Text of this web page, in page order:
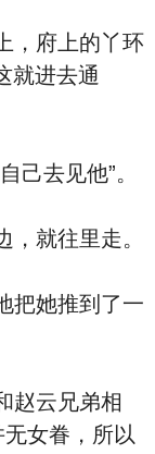
府上的丫环
就进去通
去见他”。
就往里走。
她推到了一
云兄弟相
女眷，所以